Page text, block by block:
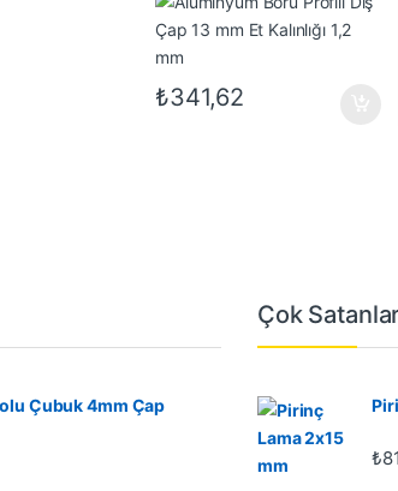
₺341,62
Çubuk 4mm Çap
Çok
₺